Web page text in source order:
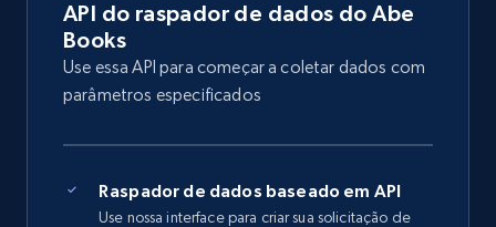
API do raspador de dados do Abe
Books
Use essa API para começar a coletar dados com
parâmetros especificados
Raspador de dados baseado em API
Use nossa interface para criar sua solicitação de